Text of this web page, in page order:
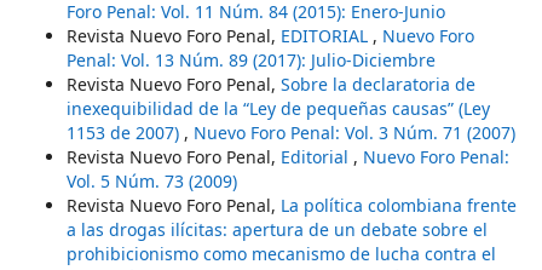
Foro Penal: Vol. 11 Núm. 84 (2015): Enero-Junio
Revista Nuevo Foro Penal, EDITORIAL , Nuevo Foro
Penal: Vol. 13 Núm. 89 (2017): Julio-Diciembre
Revista Nuevo Foro Penal, Sobre la declaratoria de
inexequibilidad de la “Ley de pequeñas causas” (Ley
1153 de 2007) , Nuevo Foro Penal: Vol. 3 Núm. 71 (2007)
Revista Nuevo Foro Penal, Editorial , Nuevo Foro Penal:
Vol. 5 Núm. 73 (2009)
Revista Nuevo Foro Penal, La política colombiana frente
a las drogas ilícitas: apertura de un debate sobre el
prohibicionismo como mecanismo de lucha contra el